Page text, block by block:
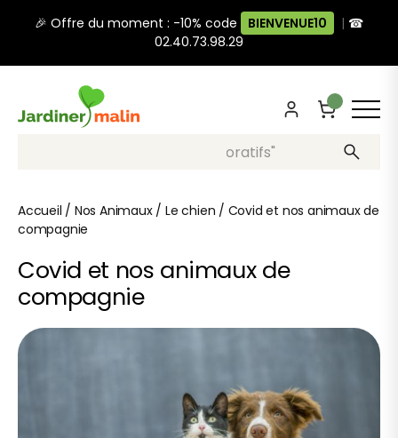
🎉 Offre du moment : -10% code BIENVENUE10 | ☎
02.40.73.98.29
Recherche, ex: "pots décoratifs"
Accueil / Nos Animaux/ Le chien / Covid et nos animaux de
compagnie
Covid et nos animaux de
compagnie